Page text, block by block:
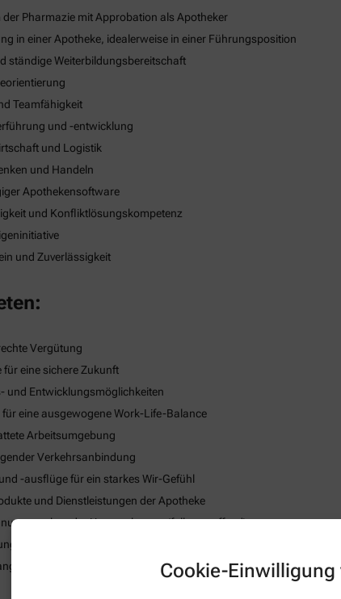
Cookie-Einwilligung
Pharmazie mit Approbation als Apotheker
in einer Apotheke, idealerweise in einer Führungsposition
ständige Weiterbildungsbereitschaft
Teamfähigkeit
und -entwicklung
und Logistik
und Handeln
Apothekensoftware
und Konfliktlösungskompetenz
und Zuverlässigkeit
Vergütung
eine sichere Zukunft
und Entwicklungsmöglichkeiten
eine ausgewogene Work-Life-Balance
Arbeitsumgebung
Verkehrsanbindung
-ausflüge für ein starkes Wir-Gefühl
und Dienstleistungen der Apotheke
oder Umzugskosten (falls zutreffend)
und Technologiestrategie
zur Stärkung des körperlichen Wohlbefindens